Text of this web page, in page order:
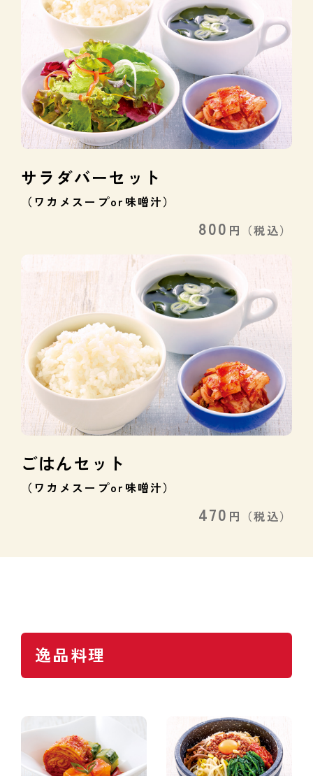
サラダバーセット
（ワカメスープor味噌汁）
800 円 （税込）
ごはんセット
（ワカメスープor味噌汁）
470 円 （税込）
逸品料理